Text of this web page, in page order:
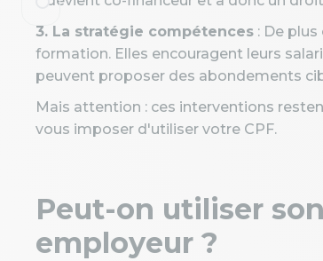
3. La stratégie compétences : De
formation. Elles encouragent leurs
peuvent proposer des abondements
Mais attention : ces interventions
vous imposer d'utiliser votre CPF.
Peut-on utiliser
employeur ?